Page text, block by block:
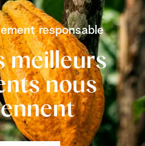
responsable
meilleurs
nous